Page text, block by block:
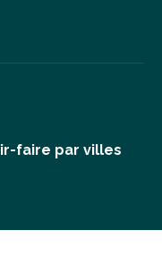
faire par villes